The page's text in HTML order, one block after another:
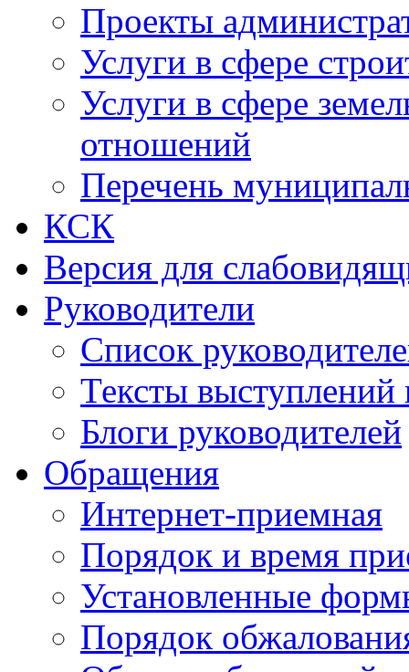
Проекты
Услуги в сфере
Услуги в сфере
отношений
Перечень
КСК
Версия для
Руководители
Список
Тексты выступлений
Блоги руководителей
Обращения
Интернет-приемная
Порядок и время
Установленные
Порядок